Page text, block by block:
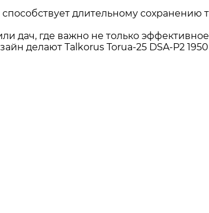
длительному сохранению
дач, где важно не только
делают Talkorus Torua-25 DSA-P2